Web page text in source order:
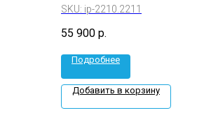
5*114.3/5*100 (ip-
SKU: ip-2210.2211
55 900 р.
Подробнее
Добавить в корзину